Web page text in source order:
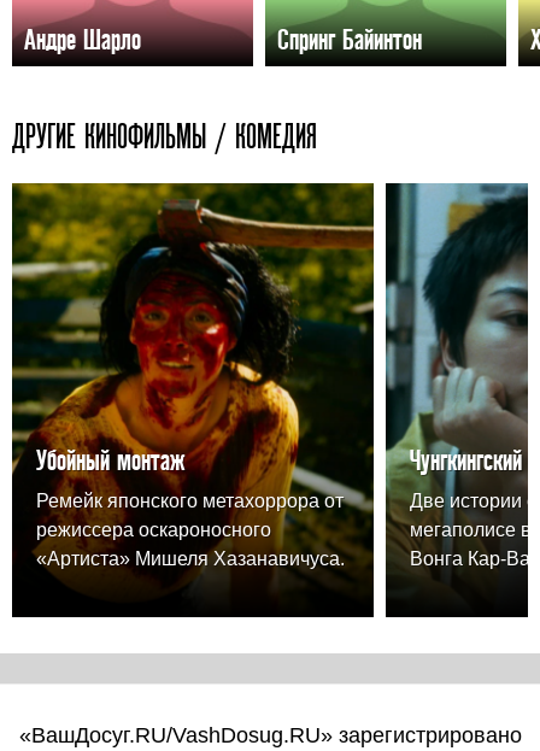
Андре Шарло Спринг Байинтон
ДРУГИЕ КИНОФИЛЬМЫ / КОМЕДИЯ
Убойный монтаж
Ремейк японского метахоррора от
режиссера оскароносного
«Артиста» Мишеля Хазанавичуса.
Чунгкингский
Две истории
мегаполисе в
Вонга Кар-
«ВашДосуг.RU/VashDosug.RU» зарегистрировано